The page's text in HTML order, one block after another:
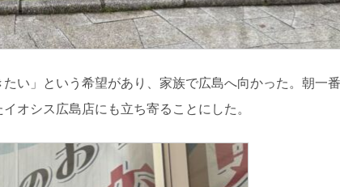
い」という希望があり、家族で広島へ向かった。朝一
オシス広島店にも立ち寄ることにした。